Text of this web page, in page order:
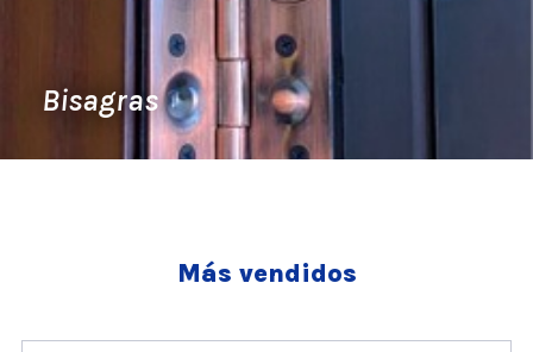
Bisagras
Más vendidos